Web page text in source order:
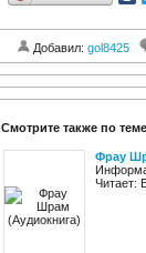
Добавил: gol8425
Смотрите также по
Фрау
Читает: